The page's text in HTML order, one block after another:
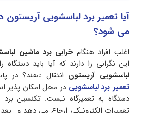
آیا تعمیر برد لباسشویی آریستون
می شود؟
اغلب افراد هنگام خرابی برد ماشین
این نگرانی را دارند که آیا باید دستگاه
لباسشویی آریستون انتقال دهند؟ در
تعمیر برد لباسشویی در محل امکان پذیر
دستگاه به تعمیرگاه نیست. تکنسین